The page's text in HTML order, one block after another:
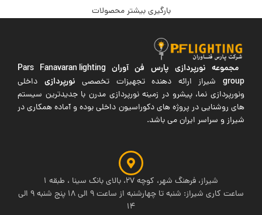
بارگیری بیشتر محصولات
مجموعه نورپردازی پارس فن آوران Pars Fanavaran lighting
groupشیراز ارائه دهنده تجهیزات تخصصی نورپردازی داخلی
ونورپردازی نما، پیشرو در زمینه نورپردازی مدرن با جدیدترین سیستم
های روشنایی در پروژه های دکوراسیون داخلی بوده و آماده همکاری در
شیراز و سراسر ایران می باشد.
شیراز، فرهنگ شهر، کوچه 27، بالای بانک سینا ، طبقه 1
ساعت کاری شیراز: شنبه تا چهارشنبه از ساعت 9 الی 18 پنج شنبه 9 الی
14